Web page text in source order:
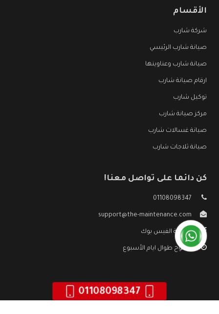
الأقسام
شركة شارب
صيانة شارب الرئيسي
صيانة شارب وعناوينها
ارقام صيانة شارب
توكيل شارب
مركز صيانة شارب
صيانة غسالات شارب
صيانة ثلاجات شارب
كن دائما على تواصل معنا!
01108098347
support@the-maintenance.com
صفحة الفيس بوك
مفتوح طوال ايام الأسبوع
01108098347